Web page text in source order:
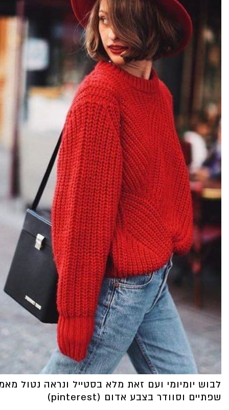
לבוש יומיומי ועם זאת מלא בסטייל ונראה נטול
שפתיים וסוודר בצבע אדום (pinterest)